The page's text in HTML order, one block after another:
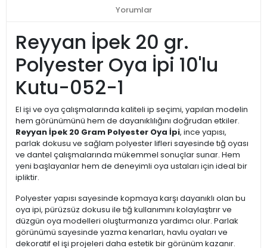
Yorumlar
Reyyan İpek 20 gr.
Polyester Oya İpi 10'lu
Kutu-052-1
El işi ve oya çalışmalarında kaliteli ip seçimi, yapılan modelin
hem görünümünü hem de dayanıklılığını doğrudan etkiler.
Reyyan İpek 20 Gram Polyester Oya İpi, ince yapısı,
parlak dokusu ve sağlam polyester lifleri sayesinde tığ oyası
ve dantel çalışmalarında mükemmel sonuçlar sunar. Hem
yeni başlayanlar hem de deneyimli oya ustaları için ideal bir
ipliktir.
Polyester yapısı sayesinde kopmaya karşı dayanıklı olan bu
oya ipi, pürüzsüz dokusu ile tığ kullanımını kolaylaştırır ve
düzgün oya modelleri oluşturmanıza yardımcı olur. Parlak
görünümü sayesinde yazma kenarları, havlu oyaları ve
dekoratif el işi projeleri daha estetik bir görünüm kazanır.